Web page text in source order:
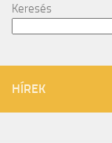
Keresés
HÍREK